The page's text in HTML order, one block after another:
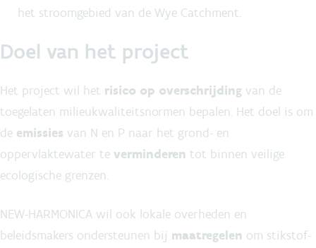
het stroomgebied van de Wye Catchment.
Doel van het project
Het project wil het risico op overschrijding van de
toegelaten milieukwaliteitsnormen bepalen. Het doel is om
de emissies van N en P naar het grond- en
oppervlaktewater te verminderen tot binnen veilige
ecologische grenzen.
NEW-HARMONICA wil ook lokale overheden en
beleidsmakers ondersteunen bij maatregelen om stikstof-